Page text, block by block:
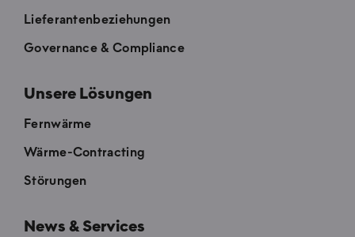
Lieferantenbeziehungen
Governance & Compliance
Unsere Lösungen
Fernwärme
Wärme-Contracting
Störungen
News & Services